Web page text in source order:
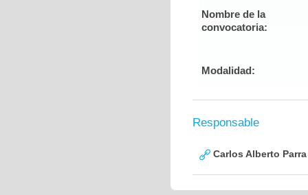
Nombre de la
convocatoria:
Modalidad:
Responsable
Carlos Alberto